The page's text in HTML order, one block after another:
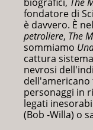
fondatore di
è davvero. È
petroliere, The
sommiamo
cattura
nevrosi
personaggi in
legati
(Bob -Willa) o